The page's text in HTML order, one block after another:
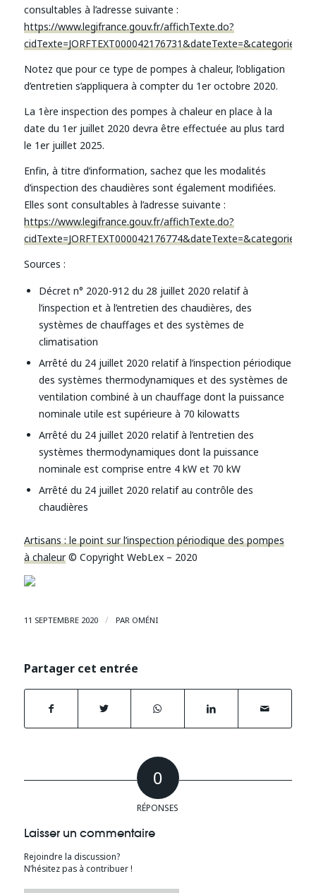
consultables à l’adresse suivante :
https://www.legifrance.gouv.fr/affichTexte.do?
Notez que pour ce type de pompes à chaleur, l’obligation
d’entretien s’appliquera à compter du 1er octobre 2020.
La 1ère inspection des pompes à chaleur en place à la
date du 1er juillet 2020 devra être effectuée au plus tard
le 1er juillet 2025.
Enfin, à titre d’information, sachez que les modalités
d’inspection des chaudières sont également modifiées.
Elles sont consultables à l’adresse suivante :
https://www.legifrance.gouv.fr/affichTexte.do?
Sources :
Décret n° 2020-912 du 28 juillet 2020 relatif à
l’inspection et à l’entretien des chaudières, des
systèmes de chauffages et des systèmes de
climatisation
Arrêté du 24 juillet 2020 relatif à l’inspection périodique
des systèmes thermodynamiques et des systèmes de
ventilation combiné à un chauffage dont la puissance
nominale utile est supérieure à 70 kilowatts
Arrêté du 24 juillet 2020 relatif à l’entretien des
systèmes thermodynamiques dont la puissance
nominale est comprise entre 4 kW et 70 kW
Arrêté du 24 juillet 2020 relatif au contrôle des
chaudières
Artisans : le point sur l’inspection périodique des pompes
à chaleur© Copyright WebLex – 2020
11 SEPTEMBRE 2020 / PAR OMÉNI
Partager cet entrée
0
RÉPONSES
Laisser un commentaire
Rejoindre la discussion?
N’hésitez pas à contribuer !